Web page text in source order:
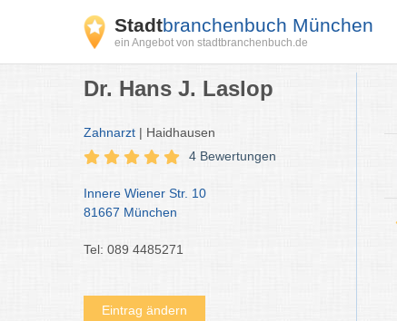
Stadtbranchenbuch München
ein Angebot von stadtbranchenbuch.de
Dr. Hans J. Laslop
Zahnarzt | Haidhausen
4 Bewertungen
Innere Wiener Str. 10
81667 München
Tel: 089 4485271
Eintrag ändern